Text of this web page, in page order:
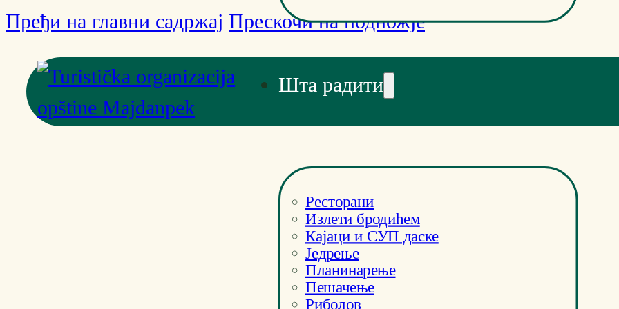
Пређи на главни садржај Прескочи на подножје
Шта радити
Ресторани
Излети бродићем
Кајаци и СУП даске
Једрење
Планинарење
Пешачење
Риболов